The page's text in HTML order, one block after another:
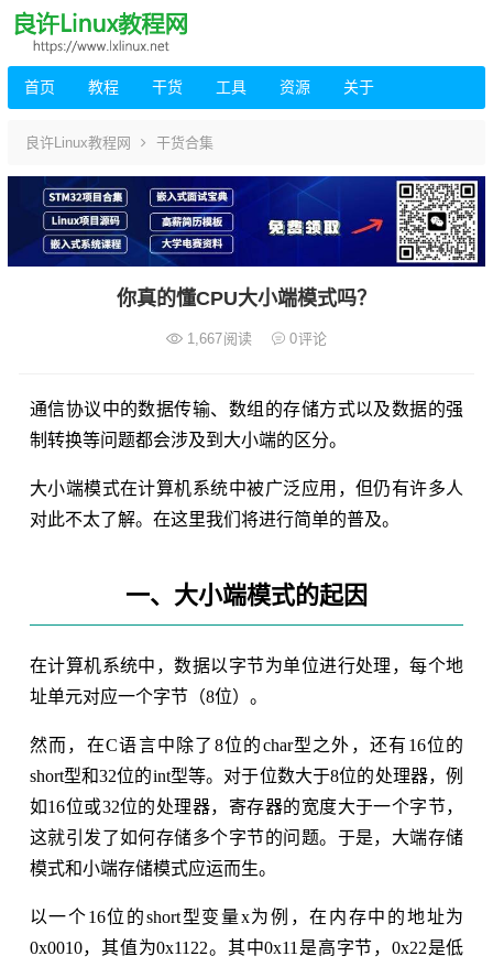
首页 教程 干货 工具 资源 关于
良许Linux教程网 干货合集
你真的懂CPU大小端模式吗？
1,667阅读 0评论
通信协议中的数据传输、数组的存储方式以及数据的强
制转换等问题都会涉及到大小端的区分。
大小端模式在计算机系统中被广泛应用，但仍有许多人
对此不太了解。在这里我们将进行简单的普及。
一、大小端模式的起因
在计算机系统中，数据以字节为单位进行处理，每个地
址单元对应一个字节（8位）。
然而，在C语言中除了8位的char型之外，还有16位的
short型和32位的int型等。对于位数大于8位的处理器，例
如16位或32位的处理器，寄存器的宽度大于一个字节，
这就引发了如何存储多个字节的问题。于是，大端存储
模式和小端存储模式应运而生。
以一个16位的short型变量x为例，在内存中的地址为
0x0010，其值为0x1122。其中0x11是高字节，0x22是低